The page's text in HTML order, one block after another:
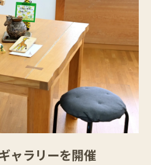
ャラリーを開催